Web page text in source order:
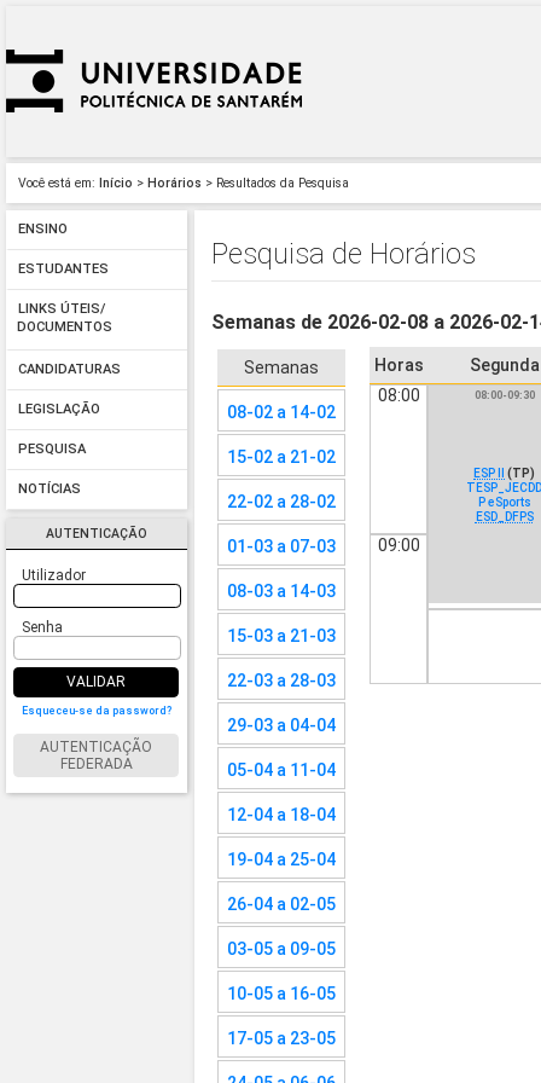
Você está em: Início > Horários > Resultados da Pesquisa
ENSINO
ESTUDANTES
LINKS ÚTEIS/
DOCUMENTOS
CANDIDATURAS
LEGISLAÇÃO
PESQUISA
NOTÍCIAS
AUTENTICAÇÃO
Utilizador
Senha
VALIDAR
Esqueceu-se da password?
AUTENTICAÇÃO
FEDERADA
Pesquisa de Horários
Semanas de 2026-02-08 a 2026-02-
Semanas
08-02 a 14-02
15-02 a 21-02
22-02 a 28-02
01-03 a 07-03
08-03 a 14-03
15-03 a 21-03
22-03 a 28-03
29-03 a 04-04
05-04 a 11-04
12-04 a 18-04
19-04 a 25-04
26-04 a 02-05
03-05 a 09-05
10-05 a 16-05
17-05 a 23-05
Horas
Segunda
08:00
08:00-09:30
ESP II
(TP)
P eSports
ESD_DFPS
09:00